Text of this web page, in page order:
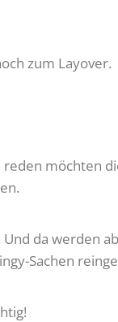
zum Layover.
möchten
da werden
Sachen